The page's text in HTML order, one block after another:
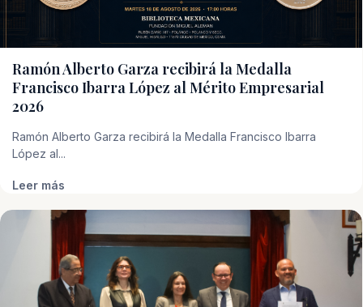
Ramón Alberto Garza recibirá la Medalla
Francisco Ibarra López al Mérito Empresarial
2026
Ramón Alberto Garza recibirá la Medalla Francisco Ibarra
López al...
Leer más